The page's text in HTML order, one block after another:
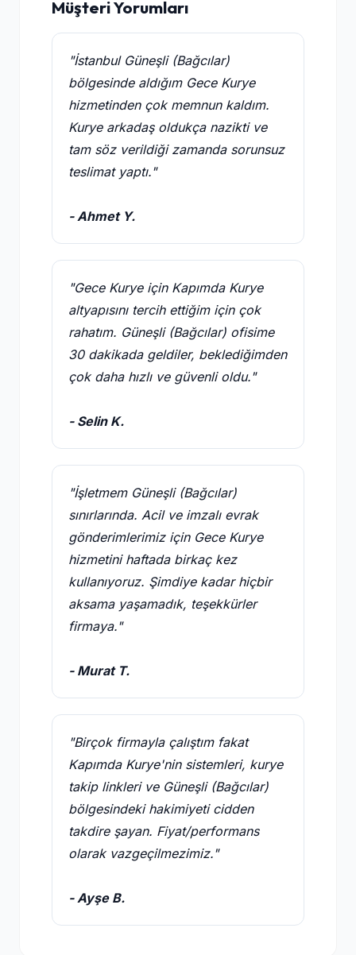
Müşteri Yorumları
"İstanbul Güneşli (Bağcılar)
bölgesinde aldığım Gece Kurye
hizmetinden çok memnun kaldım.
Kurye arkadaş oldukça nazikti ve
tam söz verildiği zamanda sorunsuz
teslimat yaptı."
- Ahmet Y.
"Gece Kurye için Kapımda Kurye
altyapısını tercih ettiğim için çok
rahatım. Güneşli (Bağcılar) ofisime
30 dakikada geldiler, beklediğimden
çok daha hızlı ve güvenli oldu."
- Selin K.
"İşletmem Güneşli (Bağcılar)
sınırlarında. Acil ve imzalı evrak
gönderimlerimiz için Gece Kurye
hizmetini haftada birkaç kez
kullanıyoruz. Şimdiye kadar hiçbir
aksama yaşamadık, teşekkürler
firmaya."
- Murat T.
"Birçok firmayla çalıştım fakat
Kapımda Kurye'nin sistemleri, kurye
takip linkleri ve Güneşli (Bağcılar)
bölgesindeki hakimiyeti cidden
takdire şayan. Fiyat/performans
olarak vazgeçilmezimiz."
- Ayşe B.